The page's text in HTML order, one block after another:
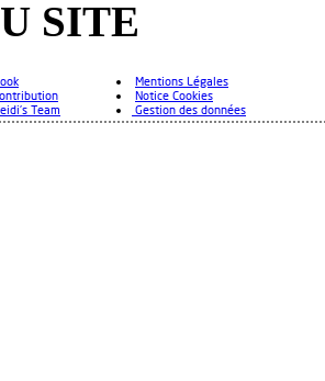
SITE
Team
Mentions Légales
Notice Cookies
Gestion des données